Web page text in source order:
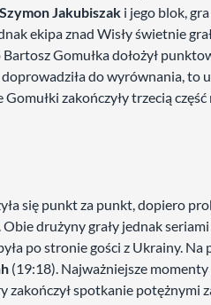
Szymon Jakubiszak i jego blok,
ekipa znad Wisły świetnie
Gomułka dołożył
do wyrównania, to
zakończyły trzecią część
się punkt za punkt, dopiero
drużyny grały jednak
po stronie gości z Ukrainy.
(19:18). Najważniejsze
zakończył spotkanie potężnymi